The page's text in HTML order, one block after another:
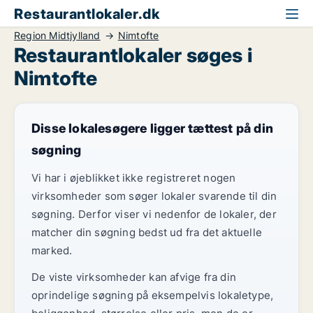
Restaurantlokaler.dk
Region Midtjylland Nimtofte
Restaurantlokaler søges i
Nimtofte
Disse lokalesøgere ligger tættest på din
søgning
Vi har i øjeblikket ikke registreret nogen
virksomheder som søger lokaler svarende til din
søgning. Derfor viser vi nedenfor de lokaler, der
matcher din søgning bedst ud fra det aktuelle
marked.
De viste virksomheder kan afvige fra din
oprindelige søgning på eksempelvis lokaletype,